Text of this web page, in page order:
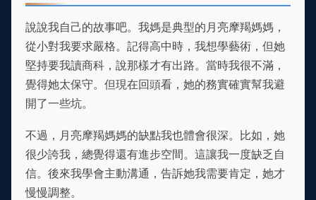
說說我自己的故事吧。我媽是典型的月亮摩羯媽媽，
從小對我要求嚴格。記得高中時，我想學藝術，但她
堅持要我讀商科，說那樣才有出路。當時我很不滿，
覺得她太保守。但現在回頭看，她的務實確實幫我避
開了一些坑。
不過，月亮摩羯媽媽的缺點我也體會很深。比如，她
很少誇我，總覺得還有進步空間。這讓我一度缺乏自
信。後來我學會主動溝通，告訴她我需要肯定，她才
慢慢調整。